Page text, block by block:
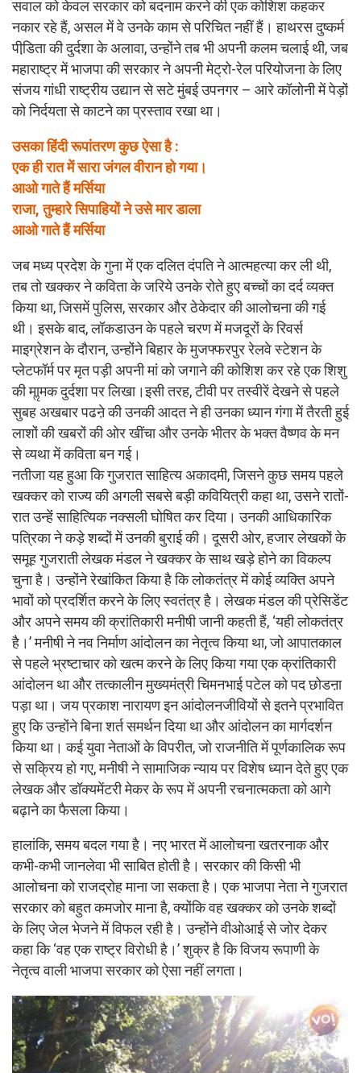
सवाल को केवल सरकार को बदनाम करने की एक कोशिश कहकर
नकार रहे हैं, असल में वे उनके काम से परिचित नहीं हैं। हाथरस दुष्कर्म
पीडि़ता की दुर्दशा के अलावा, उन्होंने तब भी अपनी कलम चलाई थी, जब
महाराष्ट्र में भाजपा की सरकार ने अपनी मेट्रो-रेल परियोजना के लिए
संजय गांधी राष्ट्रीय उद्यान से सटे मुंबई उपनगर – आरे कॉलोनी में पेड़ों
को निर्दयता से काटने का प्रस्ताव रखा था।
उसका हिंदी रूपांतरण कुछ ऐसा है :
एक ही रात में सारा जंगल वीरान हो गया।
आओ गाते हैं मर्सिया
राजा, तुम्हारे सिपाहियों ने उसे मार डाला
आओ गाते हैं मर्सिया
जब मध्य प्रदेश के गुना में एक दलित दंपति ने आत्महत्या कर ली थी,
तब तो खक्कर ने कविता के जरिये उनके रोते हुए बच्चों का दर्द व्यक्त
किया था, जिसमें पुलिस, सरकार और ठेकेदार की आलोचना की गई
थी। इसके बाद, लॉकडाउन के पहले चरण में मजदूरों के रिवर्स
माइग्रेशन के दौरान, उन्होंने बिहार के मुजफ्फरपुर रेलवे स्टेशन के
प्लेटफॉर्म पर मृत पड़ी अपनी मां को जगाने की कोशिश कर रहे एक शिशु
की माॢमक दुर्दशा पर लिखा।इसी तरह, टीवी पर तस्वीरें देखने से पहले
सुबह अखबार पढऩे की उनकी आदत ने ही उनका ध्यान गंगा में तैरती हुई
लाशों की खबरों की ओर खींचा और उनके भीतर के भक्त वैष्णव के मन
से व्यथा में कविता बन गई।
नतीजा यह हुआ कि गुजरात साहित्य अकादमी, जिसने कुछ समय पहले
खक्कर को राज्य की अगली सबसे बड़ी कवियित्री कहा था, उसने रातों-
रात उन्हेंं साहित्यिक नक्सली घोषित कर दिया। उनकी आधिकारिक
पत्रिका ने कड़े शब्दों में उनकी बुराई की। दूसरी ओर, हजार लेखकों के
समूह गुजराती लेखक मंडल ने खक्कर के साथ खड़े होने का विकल्प
चुना है। उन्होंने रेखांकित किया है कि लोकतंत्र में कोई व्यक्ति अपने
भावों को प्रदर्शित करने के लिए स्वतंत्र है। लेखक मंडल की प्रेसिडेंट
और अपने समय की क्रांतिकारी मनीषी जानी कहती हैं, ‘यही लोकतंत्र
है।’ मनीषी ने नव निर्माण आंदोलन का नेतृत्व किया था, जो आपातकाल
से पहले भ्रष्टाचार को खत्म करने के लिए किया गया एक क्रांतिकारी
आंदोलन था और तत्कालीन मुख्यमंत्री चिमनभाई पटेल को पद छोडऩा
पड़ा था। जय प्रकाश नारायण इन आंदोलनजीवियों से इतने प्रभावित
हुए कि उन्होंने बिना शर्त समर्थन दिया था और आंदोलन का मार्गदर्शन
किया था। कई युवा नेताओं के विपरीत, जो राजनीति में पूर्णकालिक रूप
से सक्रिय हो गए, मनीषी ने सामाजिक न्याय पर विशेष ध्यान देते हुए एक
लेखक और डॉक्यमेंटरी मेकर के रूप में अपनी रचनात्मकता को आगे
बढ़ाने का फैसला किया।
हालांकि, समय बदल गया है। नए भारत में आलोचना खतरनाक और
कभी-कभी जानलेवा भी साबित होती है। सरकार की किसी भी
आलोचना को राजद्रोह माना जा सकता है। एक भाजपा नेता ने गुजरात
सरकार को बहुत कमजोर माना है, क्योंकि वह खक्कर को उनके शब्दों
के लिए जेल भेजने में विफल रही है। उन्होंने वीओआई से जोर देकर
कहा कि ‘वह एक राष्ट्र विरोधी है।’ शुक्र है कि विजय रूपाणी के
नेतृत्व वाली भाजपा सरकार को ऐसा नहीं लगता।